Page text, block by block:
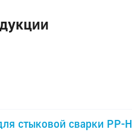
стыковой сварки PP-H